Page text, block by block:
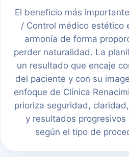
El beneficio más
/ Control médico estético
armonía de forma
perder naturalidad. La
un resultado que encaje
del paciente y con su
enfoque de Clínica
prioriza seguridad,
y resultados
según el tipo de